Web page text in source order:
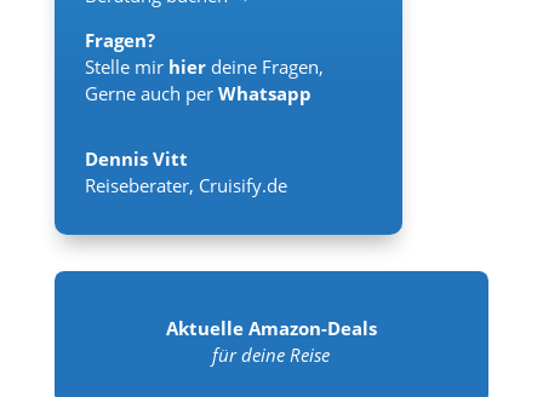
Fragen?
Stelle mir hier deine Fragen,
Gerne auch per Whatsapp
Dennis Vitt
Reiseberater, Cruisify.de
Aktuelle Amazon-Deals
für deine Reise